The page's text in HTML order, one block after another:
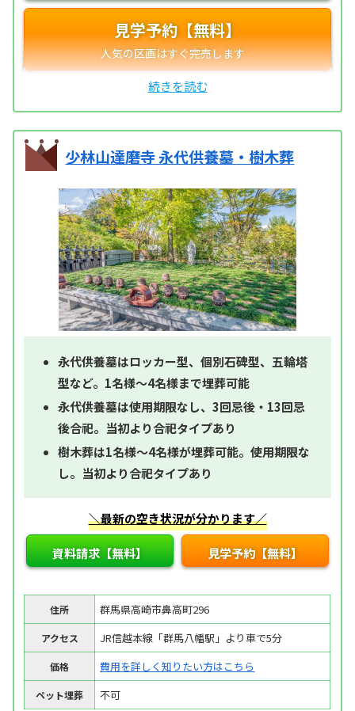
見学予約【無料】
少林山達磨寺 永代供養墓・樹木葬
永代供養墓はロッカー型、個別石碑型、五輪塔
型など。1名様～4名様まで埋葬可能
永代供養墓は使用期限なし、3回忌後・13回忌
後合祀。当初より合祀タイプあり
樹木葬は1名様～4名様が埋葬可能。使用期限な
し。当初より合祀タイプあり
＼最新の空き状況が分かります／
資料請求【無料】 見学予約【無料】
住所 群馬県高崎市鼻高町296
アクセス JR信越本線「群馬八幡駅」より車で5分
価格 費用を詳しく知りたい方はこちら
ペット埋葬 不可